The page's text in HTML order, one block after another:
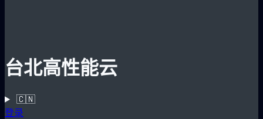
台北高性能云
🇨🇳
登录